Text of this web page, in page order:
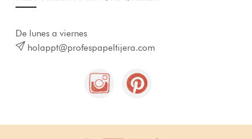
De lunes a viernes
holappt@profespapeltijera.com